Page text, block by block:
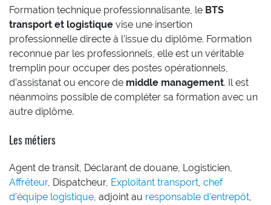
Formation technique professionnalisante, le BTS
transport et logistique vise une insertion
professionnelle directe à l’issue du diplôme. Formation
reconnue par les professionnels, elle est un véritable
tremplin pour occuper des postes opérationnels,
d’assistanat ou encore de middle management. Il est
néanmoins possible de compléter sa formation avec un
autre diplôme.
Les métiers
Agent de transit, Déclarant de douane, Logisticien,
Affréteur, Dispatcheur, Exploitant transport, chef
d’équipe logistique, adjoint au responsable d’entrepôt,